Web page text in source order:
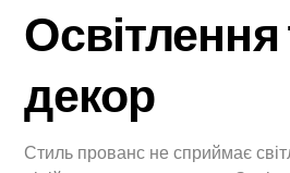
Освітлення
декор
Стиль прованс не сприймає